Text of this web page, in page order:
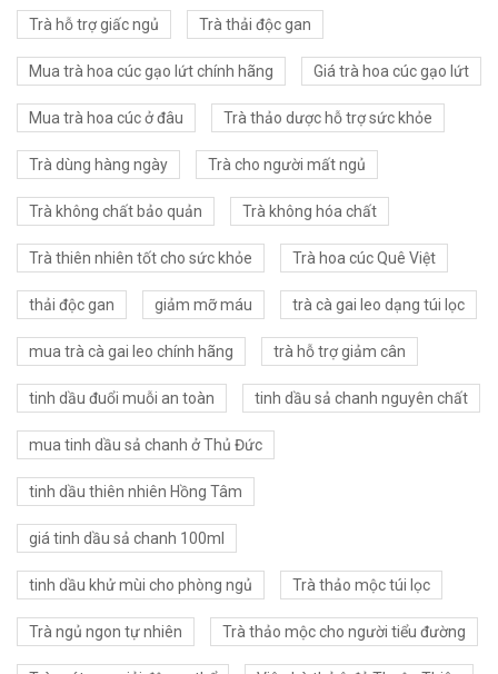
Trà hỗ trợ giấc ngủ Trà thải độc gan
Mua trà hoa cúc gạo lứt chính hãng Giá trà hoa cúc gạo lứt
Mua trà hoa cúc ở đâu Trà thảo dược hỗ trợ sức khỏe
Trà dùng hàng ngày Trà cho người mất ngủ
Trà không chất bảo quản Trà không hóa chất
Trà thiên nhiên tốt cho sức khỏe Trà hoa cúc Quê Việt
thải độc gan giảm mỡ máu trà cà gai leo dạng túi lọc
mua trà cà gai leo chính hãng trà hỗ trợ giảm cân
tinh dầu đuổi muỗi an toàn tinh dầu sả chanh nguyên chất
mua tinh dầu sả chanh ở Thủ Đức
tinh dầu thiên nhiên Hồng Tâm
giá tinh dầu sả chanh 100ml
tinh dầu khử mùi cho phòng ngủ Trà thảo mộc túi lọc
Trà ngủ ngon tự nhiên Trà thảo mộc cho người tiểu đường